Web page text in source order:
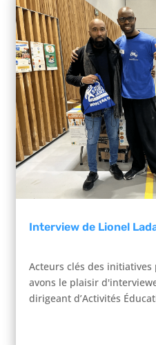
Interview de Lionel
Acteurs clés des
avons le plaisir
dirigeant d’Activités